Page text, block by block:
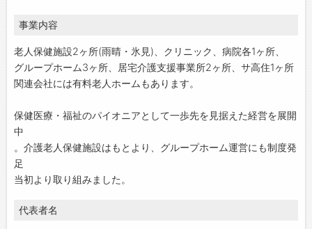
事業内容
老人保健施設2ヶ所(雨晴・氷見)、クリニック、病院各1ヶ所、
グループホーム3ヶ所、居宅介護支援事業所2ヶ所、サ高住1ヶ所
関連会社には有料老人ホームもあります。
保健医療・福祉のパイオニアとして一歩先を見据えた経営を展開
中
。介護老人保健施設はもとより、グループホーム運営にも制度発
足
当初より取り組みました。
代表者名